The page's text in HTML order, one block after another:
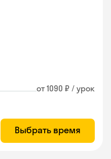
от 1090 ₽ / урок
Выбрать время